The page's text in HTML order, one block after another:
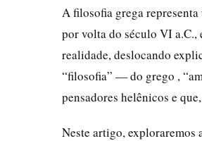
A filosofia grega
por volta do século VI a.C.,
realidade, deslocando
“filosofia” — do grego ,
pensadores helênicos e
Neste artigo, exploraremos